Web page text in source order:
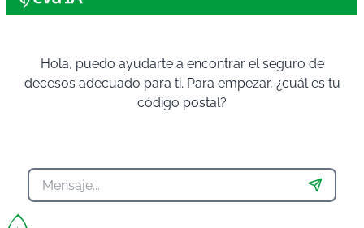
Hola, puedo ayudarte a encontrar el seguro de
decesos adecuado para ti. Para empezar, ¿cuál es tu
código postal?